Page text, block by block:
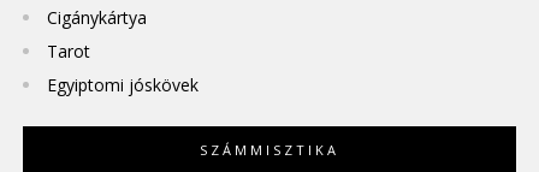
Cigánykártya
Tarot
Egyiptomi jóskövek
SZÁMMISZTIKA